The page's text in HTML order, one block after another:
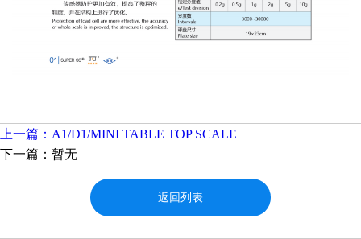
上一篇：A1/D1/MINI TABLE TOP SCALE
下一篇：暂无
返回列表